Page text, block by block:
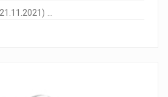
...